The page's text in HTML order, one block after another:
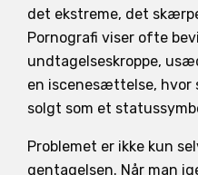
det ekstreme, det
Pornografi viser ofte
undtagelseskroppe,
en iscenesættelse,
solgt som et
Problemet er ikke kun
gentagelsen. Når man